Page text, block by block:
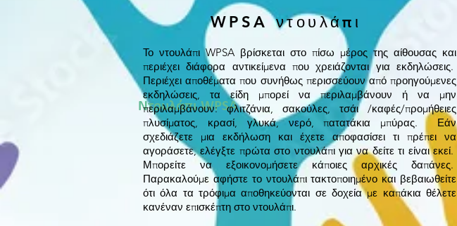
Ντουλάπι WPSA
WPSA ντουλάπι
Το ντουλάπι WPSA βρίσκεται στο πίσω μέρος της αίθουσας και
περιέχει διάφορα αντικείμενα που χρειάζονται για εκδηλώσεις.
Περιέχει αποθέματα που συνήθως περισσεύουν από προηγούμενες
εκδηλώσεις, τα είδη μπορεί να περιλαμβάνουν ή να μην
περιλαμβάνουν: φλιτζάνια, σακούλες, τσάι /καφές/προμήθειες
πλυσίματος, κρασί, γλυκά, νερό, πατατάκια μπύρας. Εάν
σχεδιάζετε μια εκδήλωση και έχετε αποφασίσει τι πρέπει να
αγοράσετε, ελέγξτε πρώτα στο ντουλάπι για να δείτε τι είναι εκεί.
Μπορείτε να εξοικονομήσετε κάποιες αρχικές δαπάνες.
Παρακαλούμε αφήστε το ντουλάπι τακτοποιημένο και βεβαιωθείτε
ότι όλα τα τρόφιμα αποθηκεύονται σε δοχεία με καπάκια θέλετε
κανέναν επισκέπτη στο ντουλάπι.